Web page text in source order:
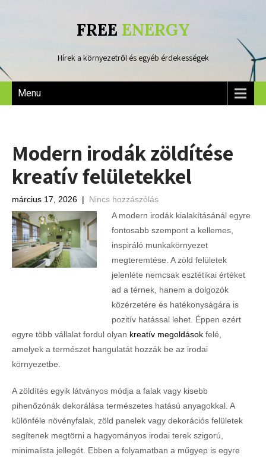
FREE ENERGY
Hírek a környezetről és egyéb érdekességek
Menu
Modern irodák zöldítése
kreatív felületekkel
március 17, 2026 | Nincs hozzászólás
A modern irodák kialakításánál egyre
fontosabb szempont a kellemes,
inspiráló munkakörnyezet
megteremtése. A zöld felületek
jelenléte nemcsak esztétikai értéket
ad a térnek, hanem a dolgozók
közérzetére és hatékonyságára is
pozitív hatással lehet. Éppen ezért
egyre több vállalat fordul olyan kreatív megoldások felé,
amelyek a természet hangulatát hozzák be az irodai
környezetbe.
A zöldítés egyik látványos módja a falak vagy kisebb
pihenőzónák dekorálása természetes hatású anyagokkal. A
különféle növényfalak, zöld panelek vagy dekorációs felületek
segítenek megtörni a hagyományos irodai terek szigorú,
minimalista jellegét. Ebben a folyamatban a műgyep is egyre